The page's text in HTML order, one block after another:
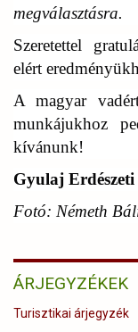
megválasztásra.
Szeretettel
elért
A magyar
munkájukhoz
kívánunk!
Gyulaj
Fotó: Németh
ÁRJEGYZÉKEK
Turisztikai árjegyzék